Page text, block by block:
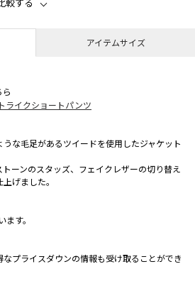
較する
アイテムサイズ
ライクショートパンツ
な毛足があるツイードを使用したジャケット
ーンのスタッズ、フェイクレザーの切り替え
げました。
す。
プライスダウンの情報も受け取ることができ